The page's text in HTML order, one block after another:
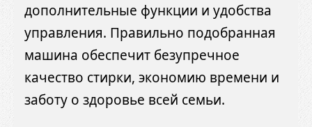
дополнительные функции и удобства
управления. Правильно подобранная
машина обеспечит безупречное
качество стирки, экономию времени и
заботу о здоровье всей семьи.